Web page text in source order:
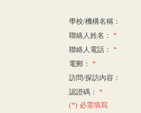
學校/機構名稱：
聯絡人姓名：
*
聯絡人電話：
*
電郵：
*
訪問/探訪內容：
認證碼：
*
(*) 必需填寫